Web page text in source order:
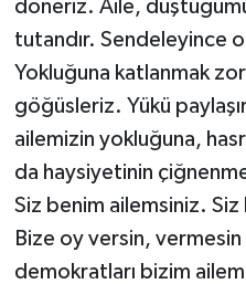
döneriz. Aile,
tutandır. Sendeleyince
Yokluğuna katlanmak
göğüsleriz. Yükü
ailemizin yokluğuna,
da haysiyetinin
Siz benim ailemsiniz.
Bize oy versin,
demokratları bizim